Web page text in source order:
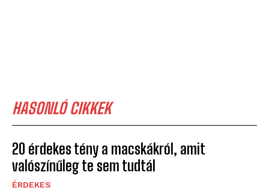
HASONLÓ CIKKEK
20 érdekes tény a macskákról, amit
valószínűleg te sem tudtál
ÉRDEKES